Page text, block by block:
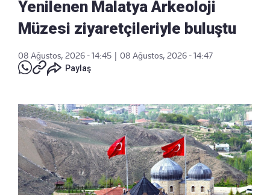
Yenilenen Malatya Arkeoloji
Müzesi ziyaretçileriyle buluştu
08 Ağustos, 2026 - 14:45
08 Ağustos, 2026 - 14:47
Paylaş